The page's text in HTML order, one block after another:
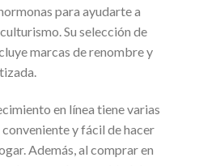
para ayudarte a
Su selección de
marcas de renombre y
en línea tiene varias
y fácil de hacer
Además, al comprar en